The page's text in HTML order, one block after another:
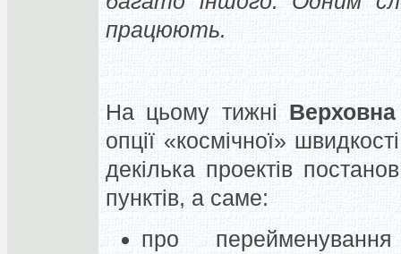
працюють.
На цьому тижні
опції «космічної»
декілька проектів
пунктів, а саме:
про